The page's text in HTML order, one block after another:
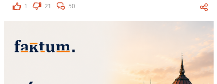
1
21 50